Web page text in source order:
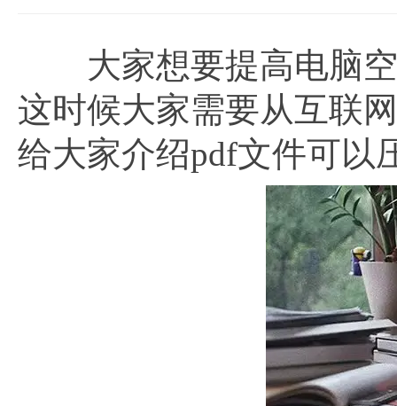
大家想要提高电脑空
这时候大家需要从互联
给大家介绍pdf文件可以